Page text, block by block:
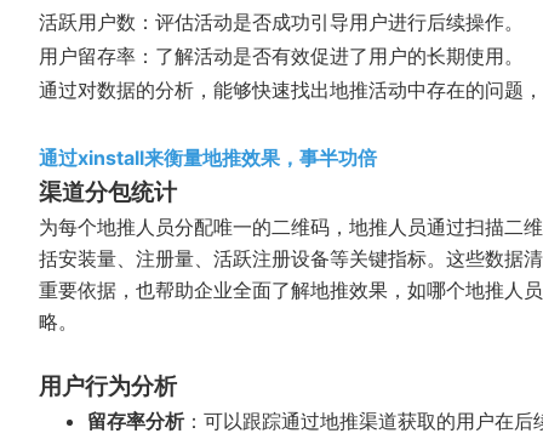
活跃用户数：评估活动是否成功引导用户进行后续操作。
用户留存率：了解活动是否有效促进了用户的长期使用。
通过对数据的分析，能够快速找出地推活动中存在的问题
通过xinstall来衡量地推效果，事半功倍
渠道分包统计
为每个地推人员分配唯一的二维码，地推人员通过扫描二
括安装量、注册量、活跃注册设备等关键指标。这些数据
重要依据，也帮助企业全面了解地推效果，如哪个地推人
略。
用户行为分析
留存率分析：可以跟踪通过地推渠道获取的用户在